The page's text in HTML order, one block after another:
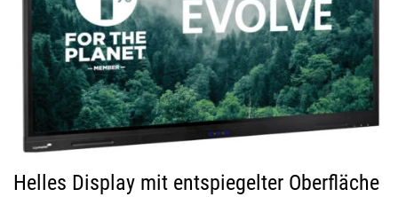
Helles Display mit entspiegelter Oberfläche